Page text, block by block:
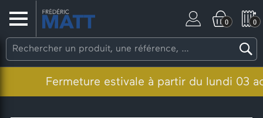
0 0
Fermeture estivale à partir du lundi 03